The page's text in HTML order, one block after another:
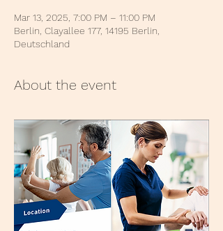
Mar 13, 2025, 7:00 PM – 11:00 PM
Berlin, Clayallee 177, 14195 Berlin,
Deutschland
About the event